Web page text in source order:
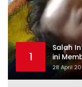
1
Salah
ini
28 April